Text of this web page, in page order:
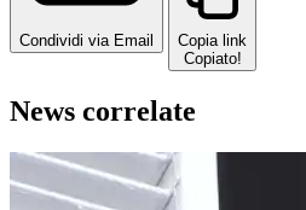
Condividi via Email
Copia link
Copiato!
News correlate